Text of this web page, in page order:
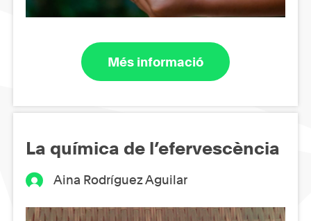
Més informació
La química de l’efervescència
Aina Rodríguez Aguilar